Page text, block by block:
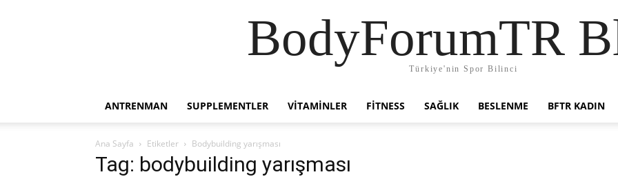
BodyForumTR
Türkiye'nin Spor Bilinci
ANTRENMAN SUPPLEMENTLER VITAMINLER FITNESS SAĞLIK BESLENME BFTR KADIN
Ana Sayfa Etiketler Bodybuilding yarışması
Tag: bodybuilding yarışması